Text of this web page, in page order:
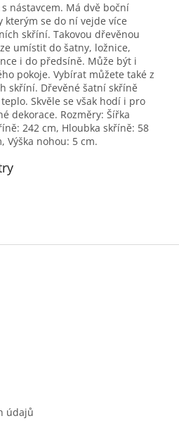
nástavcem. Má dvě boční
kterým se do ní vejde více
skříní. Takovou dřevěnou
umístit do šatny, ložnice,
i do předsíně. Může být i
pokoje. Vybírat můžete také z
skříní. Dřevěné šatní skříně
Skvěle se však hodí i pro
dekorace. Rozměry: Šířka
242 cm, Hloubka skříně: 58
Výška nohou: 5 cm.
údajů